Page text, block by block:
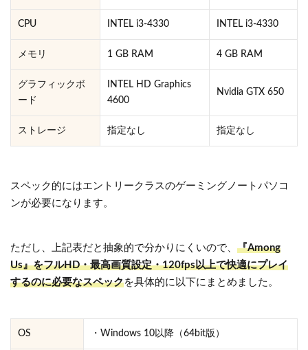
CPU INTEL i3-4330 INTEL i3-4330
メモリ 1 GB RAM 4 GB RAM
グラフィックボ
ード
INTEL HD Graphics
4600
Nvidia GTX 650
ストレージ 指定なし 指定なし
スペック的にはエントリークラスのゲーミングノートパソコ
ンが必要になります。
ただし、上記表だと抽象的で分かりにくいので、 『Among
Us』をフルHD・最高画質設定・120fps以上で快適にプレイ
するのに必要なスペックを具体的に以下にまとめました。
OS ・Windows 10以降（64bit版）